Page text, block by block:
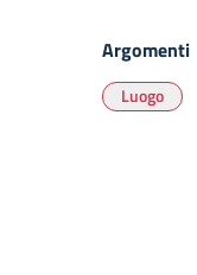
Argomenti
Luogo